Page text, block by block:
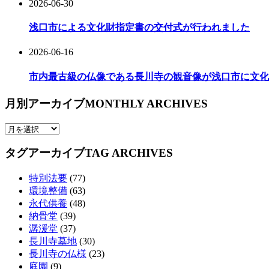
2026-06-30
浅口市による文化財指定書の交付式が行われました
2026-06-16
市内最古級の仏像である長川寺の観音像が浅口市に文
月別アーカイブMONTHLY ARCHIVES
タグアーカイブTAG ARCHIVES
特別法要 (77)
環境整備 (63)
永代供養 (48)
納骨堂 (39)
潺湲堂 (37)
長川寺墓地 (30)
長川寺の仏様 (23)
庭園 (9)